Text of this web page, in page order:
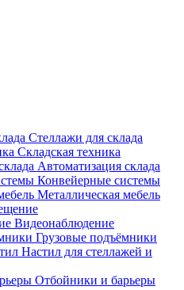
Cтеллажи для склада
Складская техника
Автоматизация склада
Конвейерные системы
Металлическая мебель
Видеонаблюдение
Грузовые подъёмники
Настил для стеллажей и
Отбойники и барьеры